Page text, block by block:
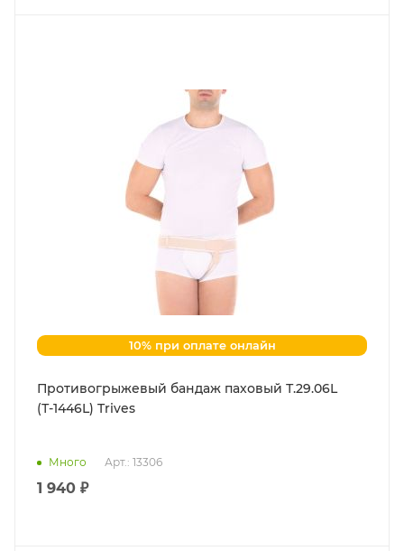
10% при оплате онлайн
Противогрыжевый бандаж паховый Т.29.06L
(Т-1446L) Trives
Много Арт.: 13306
1 940 ₽